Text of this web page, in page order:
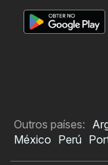
Outros países:
México Perú